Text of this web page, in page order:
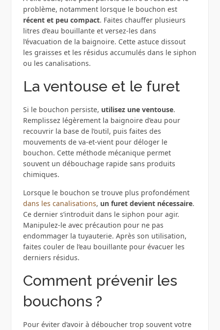
problème, notamment lorsque le bouchon est
récent et peu compact. Faites chauffer plusieurs
litres d’eau bouillante et versez-les dans
l’évacuation de la baignoire. Cette astuce dissout
les graisses et les résidus accumulés dans le siphon
ou les canalisations.
La ventouse et le furet
Si le bouchon persiste, utilisez une ventouse.
Remplissez légèrement la baignoire d’eau pour
recouvrir la base de l’outil, puis faites des
mouvements de va-et-vient pour déloger le
bouchon. Cette méthode mécanique permet
souvent un débouchage rapide sans produits
chimiques.
Lorsque le bouchon se trouve plus profondément
dans les canalisations, un furet devient nécessaire.
Ce dernier s’introduit dans le siphon pour agir.
Manipulez-le avec précaution pour ne pas
endommager la tuyauterie. Après son utilisation,
faites couler de l’eau bouillante pour évacuer les
derniers résidus.
Comment prévenir les
bouchons ?
Pour éviter d’avoir à déboucher trop souvent votre